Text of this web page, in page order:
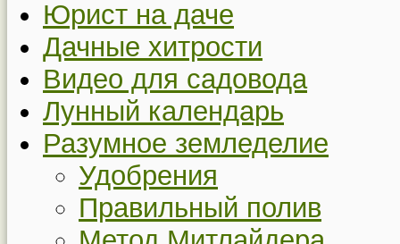
Юрист на даче
Дачные хитрости
Видео для садовода
Лунный календарь
Разумное земледелие
Удобрения
Правильный полив